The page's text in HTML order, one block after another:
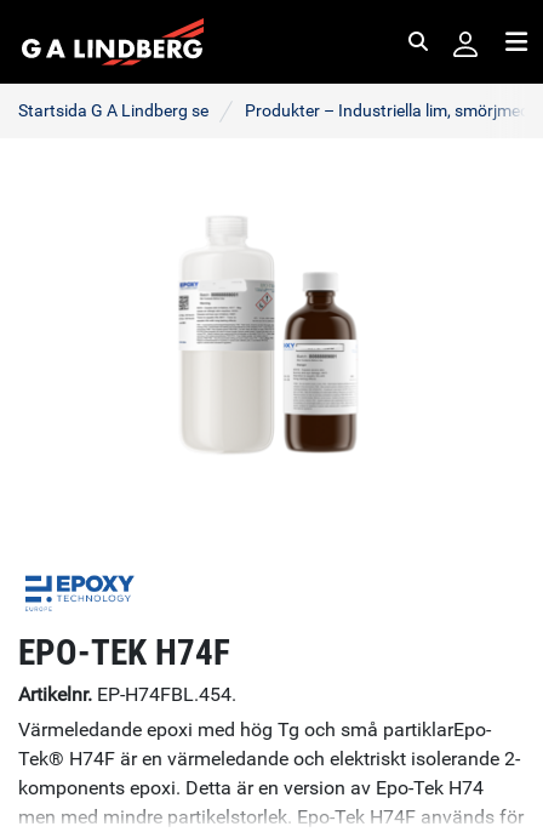
Startsida G A Lindberg se Produkter – Industriella lim,
EPO-TEK H74F
Artikelnr. EP-H74FBL.454.
Värmeledande epoxi med hög Tg och små partiklarEpo-
Tek® H74F är en värmeledande och elektriskt isolerande 2-
komponents epoxi. Detta är en version av Epo-Tek H74
men med mindre partikelstorlek. Epo-Tek H74F används för